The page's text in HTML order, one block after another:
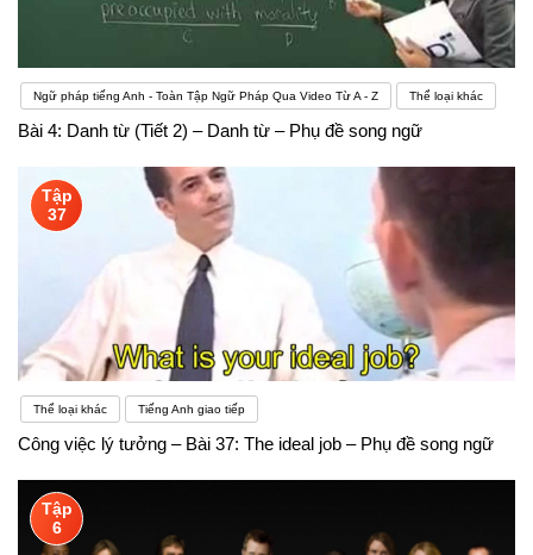
Ngữ pháp tiếng Anh - Toàn Tập Ngữ Pháp Qua Video Từ A - Z Thể loại khác
Bài 4: Danh từ (Tiết 2) – Danh từ – Phụ đề song ngữ
Tập
37
Thể loại khác Tiếng Anh giao tiếp
Công việc lý tưởng – Bài 37: The ideal job – Phụ đề song ngữ
Tập
6